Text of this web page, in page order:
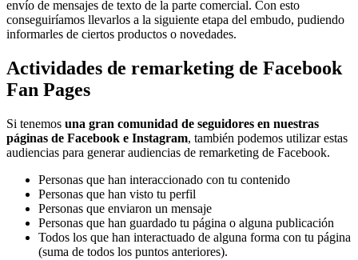
envío de mensajes de texto de la parte comercial. Con esto
conseguiríamos llevarlos a la siguiente etapa del embudo, pudiendo
informarles de ciertos productos o novedades.
Actividades de remarketing de Facebook
Fan Pages
Si tenemos una gran comunidad de seguidores en nuestras
páginas de Facebook e Instagram, también podemos utilizar estas
audiencias para generar audiencias de remarketing de Facebook.
Personas que han interaccionado con tu contenido
Personas que han visto tu perfil
Personas que enviaron un mensaje
Personas que han guardado tu página o alguna publicación
Todos los que han interactuado de alguna forma con tu página
(suma de todos los puntos anteriores).